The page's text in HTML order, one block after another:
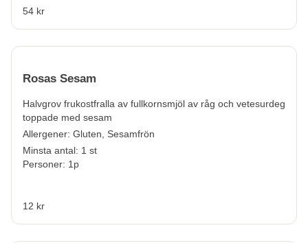
54 kr
Rosas Sesam
Halvgrov frukostfralla av fullkornsmjöl av råg och vetesurdeg
toppade med sesam
Allergener: Gluten, Sesamfrön
Minsta antal: 1 st
Personer: 1p
12 kr